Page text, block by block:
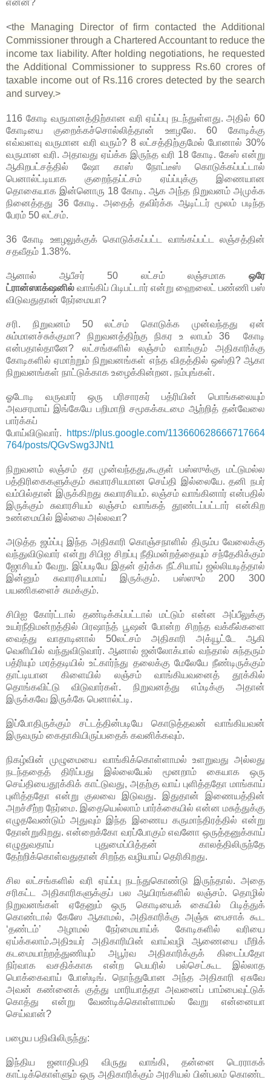
<the Managing Director of firm contacted the Additional
Commissioner through a Chartered Accountant to reduce the
income tax liability. After holding negotiations, he requested
the Additional Commissioner to suppress Rs.60 crores of
taxable income out of Rs.116 crores detected by the search
and survey.>
116 கோடி வருமானத்திற்கான வரி ஏய்ப்பு நடந்துள்ளது. அதில் 60
கோடியை குறைக்கச்சொல்லித்தான் ஊழலே. 60 கோடிக்கு
எவ்வளவு வருமான வரி வரும்? 8 லட்சத்திற்குமேல் போனால் 30%
வருமான வரி. அதாவது ஏய்க்க இருந்த வரி 18 கோடி. கேஸ் என்று
ஆகிறபட்சத்தில் ஷோ காஸ் நோட்டீஸ் கொடுக்கப்பட்டால்
பெனால்ட்டியாக குறைந்தப்ட்சம் ஏய்ப்புக்கு இணையான
தொகையாக இன்னொரு 18 கோடி. ஆக அந்த நிறுவனம் அமுக்க
நினைத்தது 36 கோடி. அதைத் தவிர்க்க ஆடிட்டர் மூலம் படிந்த
பேரம் 50 லட்சம்.
36 கோடி ஊழலுக்குக் கொடுக்கப்பட்ட வாங்கப்பட்ட லஞ்சத்தின்
சதவீதம் 1.38%.
ஆனால் ஆபீசர் 50 லட்சம் லஞ்சமாக ஒரே
ட்ரான்ஸாக்‌ஷனில் வாங்கிப் பிடிபட்டார் என்று ஹைலைட் பண்ணி பஸ்
விடுவதுதான் நேர்மையா?
சரி. நிறுவனம் 50 லட்சம் கொடுக்க முன்வந்தது ஏன்
சும்மானச்சுக்குமா? நிறுவனத்திற்கு நிகர உ லாபம் 36 கோடி
என்பதால்தானே? லட்சங்களில் லஞ்சம் வாங்கும் அதிகாரிக்கு
கோடிகளில் ஏமாற்றும் நிறுவனங்கள் எந்த விதத்தில் ஒஸ்தி? ஆகா
நிறுவனங்கள் நாட்டுக்காக உழைக்கின்றன. நம்புங்கள்.
ஓடோடி வருவார் ஒரு பரிசாரகர் பத்ரியின் பொங்கலையும்
அவசரமாய் இங்கேயே பறிமாறி சமூகக்கடமை ஆற்றித் தன்வேலை
பார்க்கப்
போய்விடுவார்.
https://plus.google.com/113660628666717664
764/posts/QGvSwg3JNt1
நிறுவனம் லஞ்சம் தர முன்வந்தது,கூகுள் பஸ்ஸுக்கு மட்டுமல்ல
பத்திரிகைகளுக்கும் சுவாரசியமான செய்தி இல்லையே. தனி நபர்
வம்பில்தான் இருக்கிறது சுவாரசியம். லஞ்சம் வாங்கினார் என்பதில்
இருக்கும் சுவாரசியம் லஞ்சம் வாங்கத் தூண்டப்பட்டார் என்கிற
உண்மையில் இல்லை அல்லவா?
அடுத்த ஜம்ப்பு இந்த அதிகாரி கொஞ்சநாளில் திரும்ப வேலைக்கு
வந்துவிடுவார் என்று சிபிஐ சிறப்பு நீதிமன்றத்தையும் சந்தேகிக்கும்
ஜோசியம் வேறு. இப்படியே இதன் தர்க்க நீட்சியாய் ஜல்லியடித்தால்
இன்னும் சுவாரசியமாய் இருக்கும். பஸ்ஸும் 200 300
பயணிகளைச் சுமக்கும்.
சிபிஐ கோர்ட்டால் தண்டிக்கப்பட்டால் மட்டும் என்ன அப்பீலுக்கு
உயர்நீதிமன்றத்தில் பிரஷாந்த் பூஷன் போன்ற சிறந்த வக்கீல்களை
வைத்து வாதாடினால் 50லட்சம் அதிகாரி அக்யூட்டே ஆகி
வெளியில் வந்துவிடுவார். ஆனால் ஜன்லோக்பால் வந்தால் சுந்தரும்
பத்ரியும் மரத்தடியில் உட்கார்ந்து தலைக்கு மேலேயே நீண்டிருக்கும்
தாட்டியான கிளையில் லஞ்சம் வாங்கியவனைத் தூக்கில்
தொங்கவிட்டு விடுவார்கள். நிறுவனத்து எம்டிக்கு அதான்
இருக்கவே இருக்கே பெனால்ட்டி.
இப்போதிருக்கும் சட்டத்தின்படியே கொடுத்தவன் வாங்கியவன்
இருவரும் கைதாகியிருப்பதைக் கவனிக்கவும்.
நிகழ்வின் முழுமையை வாங்கிக்கொள்ளாமல் உளறுவது அல்லது
நடந்ததைத் திரிப்பது இல்லையேல் மூனறாம் கையாக ஒரு
செய்தியைதூக்கிக் காட்டுவது, அதற்கு வாய் புளித்ததோ மாங்காய்
புளித்ததோ என்று குலவை இடுவது. இதுதான் இணையத்தின்
அறச்சீற்ற நேர்மை. இதையெல்லாம் பார்க்கையில் என்ன மசுத்துக்கு
எழுதவேண்டும் அதுவும் இந்த இணைய கருமாந்திரத்தில் என்று
தோன்றுகிறது. என்றைக்கோ வரப்போகும் எவனோ ஒருத்தனுக்காய்
எழுதுவதாய் புதுமைப்பித்தன் காலத்திலிருந்தே
தேற்றிக்கொள்வதுதான் சிறந்த வழியாய் தெரிகிறது.
சில லட்சங்களில் வரி ஏய்ப்பு நடந்துகொண்டு இருந்தால். அதை
சரிகட்ட அதிகாரிகளுக்குப் பல ஆயிரங்களில் லஞ்சம். தொழில்
நிறுவனங்கள் ஏதேனும் ஒரு கொடியைக் கையில் பிடித்துக்
கொண்டால் கேஸே ஆகாமல், அதிகாரிக்கு அஞ்சு பைசாக் கூட
‘தண்டம்’ அழாமல் நேர்மையாய்க் கோடிகளில் வரியை
ஏய்க்கலாம்.அதிஉயர் அதிகாரியின் வாய்வழி ஆணையை மீறிக்
கடமையாற்றத்துணியும் அபூர்வ அதிகாரிக்குக் கிடைப்பதோ
நிர்வாக வசதிக்காக என்ற பெயரில் பல்செட்கூட இல்லாத
பொக்கைவாய் போஸ்டிங். நொந்துபோன அந்த அதிகாரி ஏசுவே
அவன் கண்னைக் குத்து மாரியாத்தா அவனைப் பாம்பைவுட்டுக்
கொத்து என்று வேண்டிக்கொள்ளாமல் வேறு என்னையா
செய்வான்?
பழைய பதிவிலிருந்து:
இந்திய ஜனாதிபதி விருது வாங்கி, தன்னை டெரராகக்
காட்டிக்கொள்ளும் ஒரு அதிகாரிக்கும் அரசியல் பின்பலம் கொண்ட